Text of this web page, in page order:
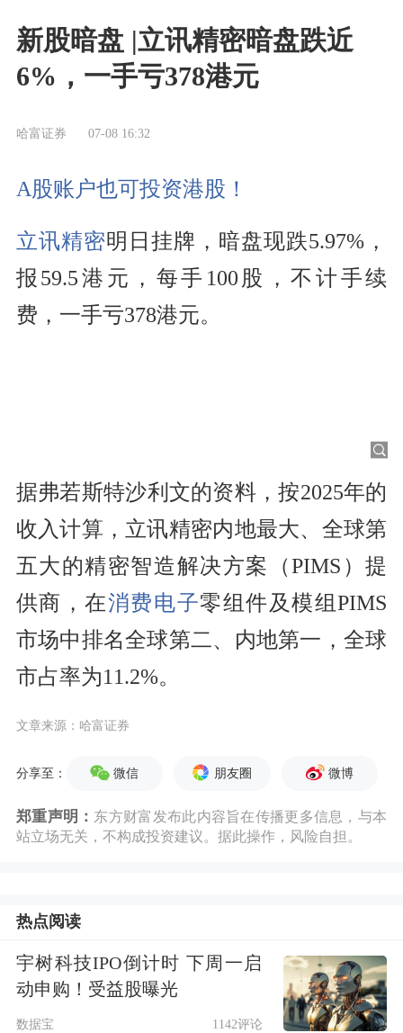
新股暗盘 |立讯精密暗盘跌近
6%，一手亏378港元
哈富证券 07-08 16:32
A股账户也可投资港股！
立讯精密明日挂牌，暗盘现跌5.97%，
报59.5港元，每手100股，不计手续
费，一手亏378港元。
据弗若斯特沙利文的资料，按2025年的
收入计算，立讯精密内地最大、全球第
五大的精密智造解决方案（PIMS）提
供商，在消费电子零组件及模组PIMS
市场中排名全球第二、内地第一，全球
市占率为11.2%。
文章来源：哈富证券
分享至： 微信 朋友圈 微博
郑重声明： 东方财富发布此内容旨在传播更多信息，与本
站立场无关，不构成投资建议。据此操作，风险自担。
热点阅读
宇树科技IPO倒计时 下周一启
动申购！受益股曝光
数据宝 1142评论